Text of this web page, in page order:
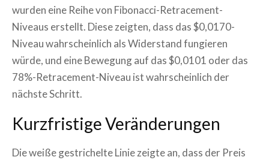
wurden eine Reihe von Fibonacci-Retracement-
Niveaus erstellt. Diese zeigten, dass das $0,0170-
Niveau wahrscheinlich als Widerstand fungieren
würde, und eine Bewegung auf das $0,0101 oder das
78%-Retracement-Niveau ist wahrscheinlich der
nächste Schritt.
Kurzfristige Veränderungen
Die weiße gestrichelte Linie zeigte an, dass der Preis